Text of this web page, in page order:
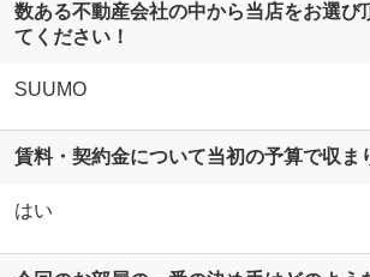
数ある不動産会社の中から当店をお選び
てください！
SUUMO
賃料・契約金について当初の予算で収ま
はい